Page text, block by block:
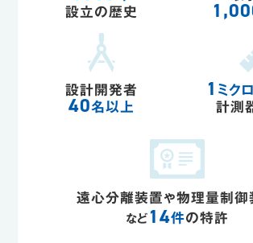
設立の歴史
設計開発者
40名以上
1 ミク
計測
遠心分離装置や物理量制御
など 14件の特許